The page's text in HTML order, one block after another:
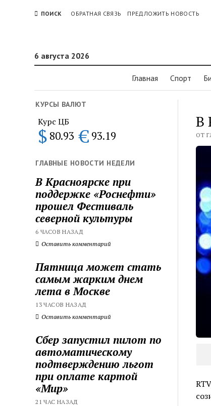
ПОИСК ОБРАТНАЯ СВЯЗЬ ПРЕДЛОЖИТЬ НОВОСТЬ
6 августа 2026
Главная Спорт
КУРСЫ ВАЛЮТ
Курс ЦБ
$ 80.93 € 93.19
ГЛАВНЫЕ НОВОСТИ НЕДЕЛИ
В Красноярске при
поддержке «Роснефти»
прошел Фестиваль
северной культуры
6 ЧАСОВ НАЗАД
Оставить комментарий
Пятница может стать
самым жарким днем
лета в Москве
13 ЧАСОВ НАЗАД
Оставить комментарий
Сбер запустил пилот по
автоматическому
подтверждению льгот
при оплате картой
«Мир»
21 ЧАС НАЗАД
В
ОТ